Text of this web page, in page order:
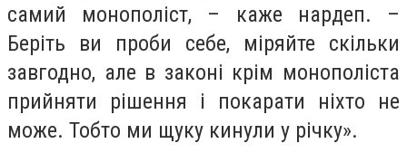
самий монополіст, – каже нардеп. –
Беріть ви проби себе, міряйте скільки
завгодно, але в законі крім монополіста
прийняти рішення і покарати ніхто не
може. Тобто ми щуку кинули у річку».